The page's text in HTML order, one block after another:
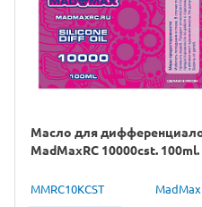
Масло для
MadMaxRC 10000cst. 100ml.
MMRC10KCST